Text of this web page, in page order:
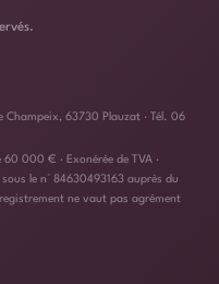
Champeix, 63730 Plauzat · Tél. 06
000 € · Exonérée de TVA ·
le n° 84630493163 auprès du
ne vaut pas agrément